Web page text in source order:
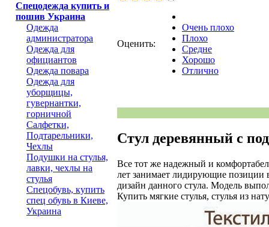
Спецодежда купить и
пошив Украина
Одежда
администратора
Одежда для
официантов
Одежда повара
Одежда для
уборщицы,
гувернантки,
горничной
Салфетки,
Подтарельники,
Чехлы
Подушки на стулья,
лавки, чехлы на
стулья
Спецобувь, купить
спец обувь в Киеве,
Украина
Оценить:
Очень плохо
Плохо
Средне
Хорошо
Отлично
Стул деревянный с
Все тот же надежный и
лет занимает лидирующие позиции
дизайн данного стула. Модель
Купить мягкие стулья, стулья из